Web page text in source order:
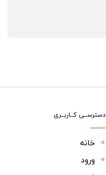
دسترســی کــاربــری
خانه
ورود